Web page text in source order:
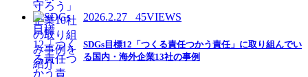
2026.2.27 45VIEWS
SDGs目標12「つくる責任つかう責任」に取り組んでい
る国内・海外企業13社の事例